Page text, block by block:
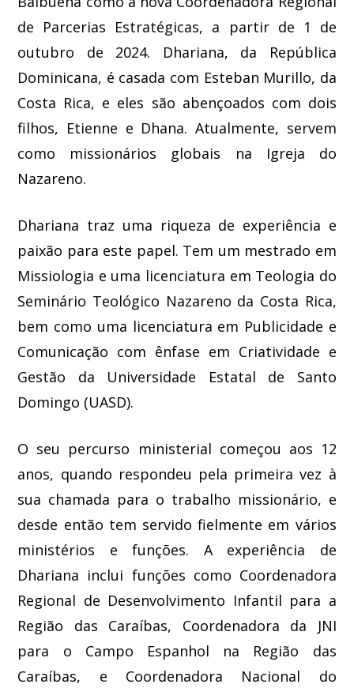
de Parcerias Estratégicas, a partir de 1 de
outubro de 2024. Dhariana, da República
Dominicana, é casada com Esteban Murillo, da
Costa Rica, e eles são abençoados com dois
filhos, Etienne e Dhana. Atualmente, servem
como missionários globais na Igreja do
Nazareno.
Dhariana traz uma riqueza de experiência e
paixão para este papel. Tem um mestrado em
Missiologia e uma licenciatura em Teologia do
Seminário Teológico Nazareno da Costa Rica,
bem como uma licenciatura em Publicidade e
Comunicação com ênfase em Criatividade e
Gestão da Universidade Estatal de Santo
Domingo (UASD).
O seu percurso ministerial começou aos 12
anos, quando respondeu pela primeira vez à
sua chamada para o trabalho missionário, e
desde então tem servido fielmente em vários
ministérios e funções. A experiência de
Dhariana inclui funções como Coordenadora
Regional de Desenvolvimento Infantil para a
Região das Caraíbas, Coordenadora da JNI
para o Campo Espanhol na Região das
Caraíbas, e Coordenadora Nacional do